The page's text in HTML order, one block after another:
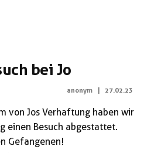
bei Jo
anonym 27.02.23
von Jos Verhaftung haben wir
einen Besuch abgestattet.
Gefangenen!